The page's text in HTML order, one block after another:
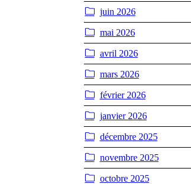
juin 2026
mai 2026
avril 2026
mars 2026
février 2026
janvier 2026
décembre 2025
novembre 2025
octobre 2025